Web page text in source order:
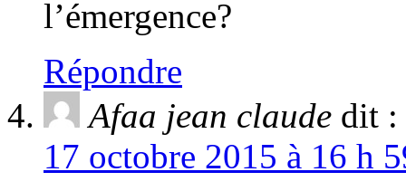
l’émergence?
Répondre
Afaa jean claude dit :
17 octobre 2015 à 16 h